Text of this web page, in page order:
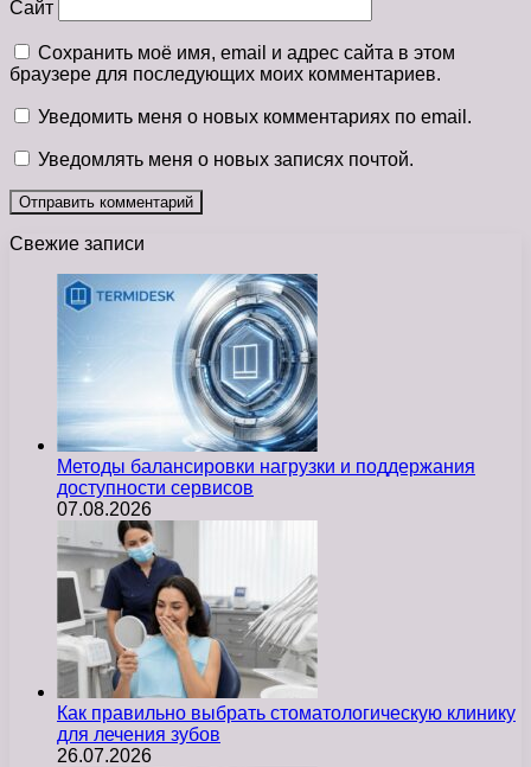
Сайт
Сохранить моё имя, email и адрес сайта в этом
браузере для последующих моих комментариев.
Уведомить меня о новых комментариях по email.
Уведомлять меня о новых записях почтой.
Свежие записи
Методы балансировки нагрузки и поддержания
доступности сервисов
07.08.2026
Как правильно выбрать стоматологическую клинику
для лечения зубов
26.07.2026